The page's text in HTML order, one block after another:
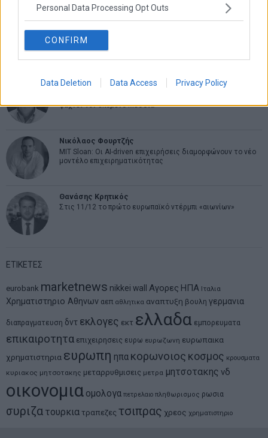
Personal Data Processing Opt Outs
CONFIRM
Data Deletion Data Access Privacy Policy
Σταματίνα Σταματάκου
Η βία κατά των ζώων δεν αντέχει βολικές ερμηνείες
Δημήτρης Καμπουράκης
ψάχνει τον επόμενο Μεσσία
Νικόλαος Φουρτζής
MIT Sloan: Οι AI-driven επιχειρήσεις διαμορφώνουν το νέο
μοντέλο επιχειρηματικότητας
Θανάσης Κρητικός
Στις 11/12 το πρώτο ευρωπαϊκό ντέρμπι «αιωνίων»
ΕΤΙΚΕΤΕΣ
eurobank marketnews nikkei wall Αγορες ΗΠΑ Ιταλια
Χρηματιστηριο Αθηνων αεπ αθλητικα αναπτυξη βουλη γερμανια
διαπραγματευση δντ εκλογες εκτ ελλαδα εμπορευματα
επικαιροτητα επιχειρησεις ευρω ευρωζωνη ευρωπαικα
χρηματιστηρια ευρωπη ηπα κορωνοιος κοσμος κρουσματα
κυριακος μητσοτακης μεταρρυθμισεις μετρα μητσοτακης νδ
οικονομια ομολογα πετρελαιο πληθωρισμος ρωσια
συριζα τουρκια τραπεζες τσιπρας χρεος χρηματιστηριο